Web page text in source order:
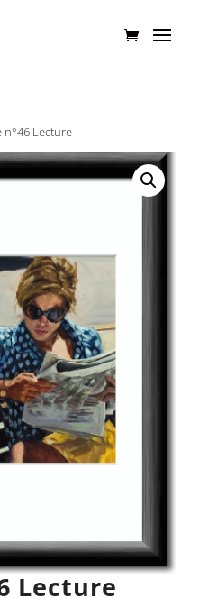
Lecture
Lecture